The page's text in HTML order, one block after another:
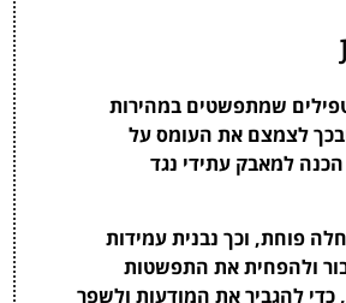
שמתפשטים במהירות
ובכך לצמצם את העומס על
למאבק עתידי נגד
פוחת, וכך נבנית עמידות
ולהפחית את התפשטות
כדי להגביר את המודעות ולשפר